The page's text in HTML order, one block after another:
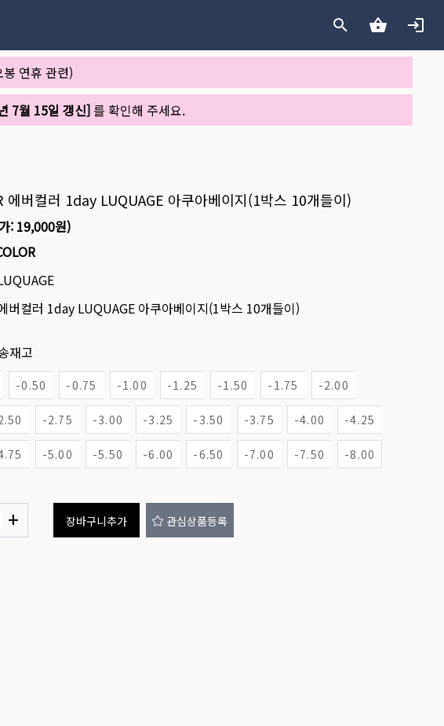
연휴 관련)
7월 15일 갱신]를 확인해 주세요.
에버컬러 1day LUQUAGE 아쿠아베이지(1박스 10개들이)
: 19,000원)
버컬러 1day LUQUAGE 아쿠아베이지(1박스 10개들이)
재고
-0.50 -0.75 -1.00 -1.25 -1.50 -1.75 -2.00
-2.75 -3.00 -3.25 -3.50 -3.75 -4.00 -4.25
-5.00 -5.50 -6.00 -6.50 -7.00 -7.50 -8.00
+ 장바구니추가 관심상품등록